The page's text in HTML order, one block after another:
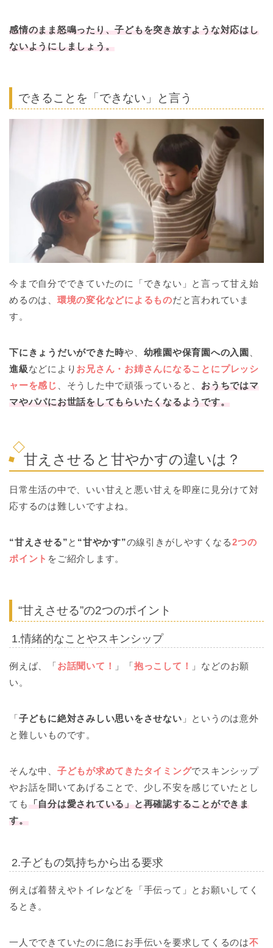
感情のまま怒鳴ったり、子どもを突き放すような対応はし
ないようにしましょう。
できることを「できない」と言う
今まで自分でできていたのに「できない」と言って甘え始
めるのは、 環境の変化などによるものだと言われていま
す。
下にきょうだいができた時や、 幼稚園や保育園への入園
進級などにより お兄さん・お姉さんになることにプレッシ
ャーを感じ
、そうした中で頑張っていると、 おうちではマ
マやパパにお世話をしてもらいたくなるようです。
甘えさせると甘やかすの違いは？
日常生活の中で、いい甘えと悪い甘えを即座に見分けて対
応するのは難しいですよね。
“甘えさせる”と “甘やかす”の線引きがしやすくなる2つの
ポイント をご紹介します。
“甘えさせる”の2つのポイント
1.情緒的なことやスキンシップ
例えば、「お話聞いて！ 」「抱っこして！
」などのお願
い。
「子どもに絶対さみしい思いをさせない 」というのは意外
と難しいものです。
そんな中、 子どもが求めてきたタイミングでスキンシップ
やお話を聞いてあげることで、少し不安を感じていたとし
ても
「自分は愛されている」と再確認することができま
す。
2.子どもの気持ちから出る要求
例えば着替えやトイレなどを「手伝って」とお願いしてく
るとき。
一人でできていたのに急にお手伝いを要求してくるのは不